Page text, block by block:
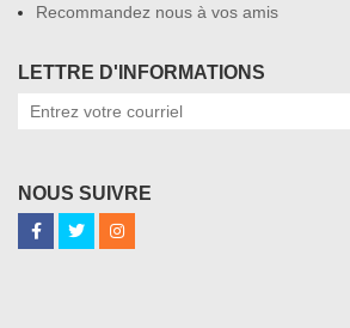
Recommandez nous à vos amis
LETTRE D'INFORMATIONS
NOUS SUIVRE